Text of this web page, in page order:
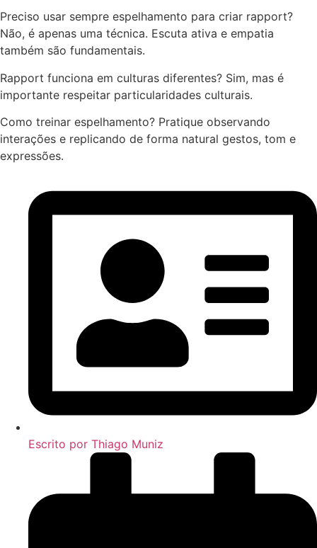
Preciso usar sempre espelhamento para criar rapport?
Não, é apenas uma técnica. Escuta ativa e empatia
também são fundamentais.
Rapport funciona em culturas diferentes? Sim, mas é
importante respeitar particularidades culturais.
Como treinar espelhamento? Pratique observando
interações e replicando de forma natural gestos, tom e
expressões.
Escrito por Thiago Muniz